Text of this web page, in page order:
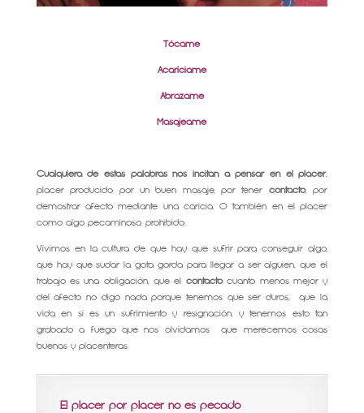
Tócame
Acaríciame
Abrázame
Masajeame
Cualquiera de estas palabras nos incitan a pensar en el placer,
placer producido por un buen masaje, por tener contacto, por
demostrar afecto mediante una caricia. O también en el placer
como algo pecaminoso, prohibido.
Vivimos en la cultura de que hay que sufrir para conseguir algo,
que hay que sudar la gota gorda para llegar a ser alguien, que el
trabajo es una obligación, que el contactocuanto menos mejor y
del afecto no digo nada porque tenemos que ser duros, que la
vida en sí es un sufrimiento y resignación, y tenemos esto tan
grabado a fuego que nos olvidamos que merecemos cosas
buenas y placenteras.
El placer por placer no es pecado